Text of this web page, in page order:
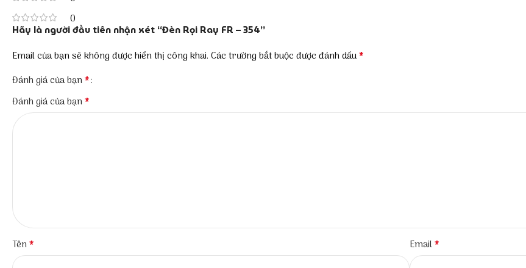
0
Hãy là người đầu tiên nhận xét “Đèn Rọi Ray FR – 354”
Email của bạn sẽ không được hiển thị công khai. Các trường bắt buộc được đánh dấu*
Đánh giá của bạn*
Đánh giá của bạn*
Tên* Email*